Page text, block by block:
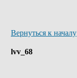
Вернуться к началу
lvv_68